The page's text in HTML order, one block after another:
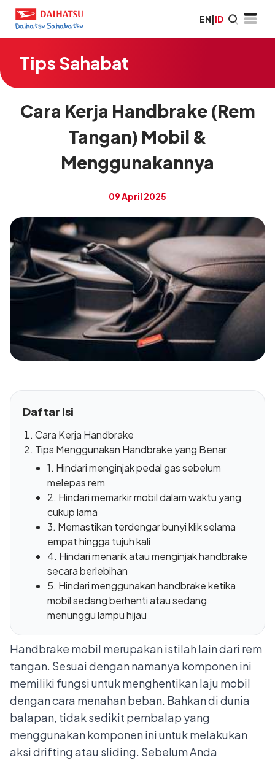
EN|ID
Tips Sahabat
Cara Kerja Handbrake (Rem
Tangan) Mobil &
Menggunakannya
09 April 2025
Daftar Isi
Cara Kerja Handbrake
Tips Menggunakan Handbrake yang Benar
1. Hindari menginjak pedal gas sebelum
melepas rem
2. Hindari memarkir mobil dalam waktu yang
cukup lama
3. Memastikan terdengar bunyi klik selama
empat hingga tujuh kali
4. Hindari menarik atau menginjak handbrake
secara berlebihan
5. Hindari menggunakan handbrake ketika
mobil sedang berhenti atau sedang
menunggu lampu hijau
Handbrake mobil merupakan istilah lain dari rem
tangan. Sesuai dengan namanya komponen ini
memiliki fungsi untuk menghentikan laju mobil
dengan cara menahan beban. Bahkan di dunia
balapan, tidak sedikit pembalap yang
menggunakan komponen ini untuk melakukan
aksi drifting atau sliding. Sebelum Anda